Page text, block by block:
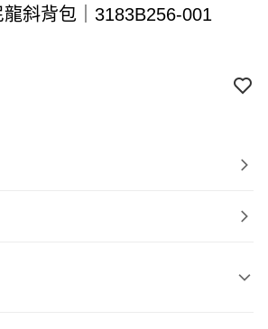
斜背包｜3183B256-001